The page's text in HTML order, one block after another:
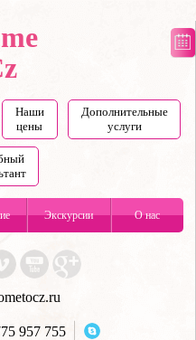
Наши
цены
Дополнительные
услуги
Экскурсии О нас
957 755